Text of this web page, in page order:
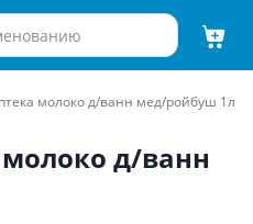
молоко д/ванн мед/ройбуш 1л
д/ванн